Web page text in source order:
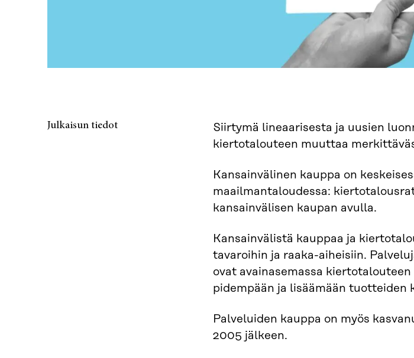
Julkaisun tiedot
Siirtymä lineaarisesta ja uusien
kiertotalouteen muuttaa
Kansainvälinen kauppa on
maailmantaloudessa:
kansainvälisen kaupan avulla.
Kansainvälistä kauppaa ja
tavaroihin ja raaka-aiheisiin.
ovat avainasemassa
pidempään ja lisäämään tuotteiden
Palveluiden kauppa on myös
2005 jälkeen.